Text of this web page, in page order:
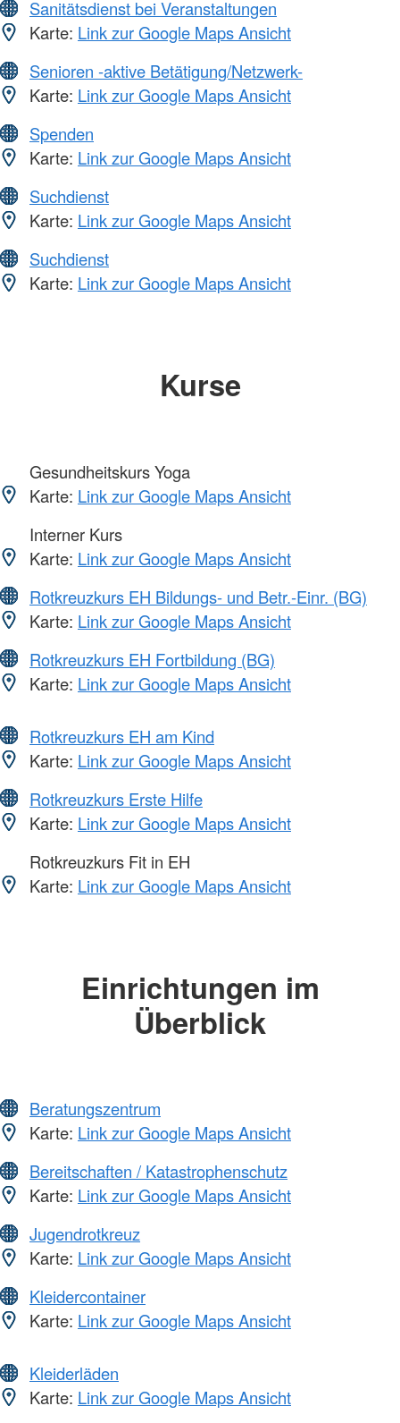
Sanitätsdienst bei Veranstaltungen
Karte: Link zur Google Maps Ansicht
Senioren -aktive Betätigung/Netzwerk-
Karte: Link zur Google Maps Ansicht
Spenden
Karte: Link zur Google Maps Ansicht
Suchdienst
Karte: Link zur Google Maps Ansicht
Suchdienst
Karte: Link zur Google Maps Ansicht
Kurse
Gesundheitskurs Yoga
Karte: Link zur Google Maps Ansicht
Interner Kurs
Karte: Link zur Google Maps Ansicht
Rotkreuzkurs EH Bildungs- und Betr.-Einr. (BG)
Karte: Link zur Google Maps Ansicht
Rotkreuzkurs EH Fortbildung (BG)
Karte: Link zur Google Maps Ansicht
Rotkreuzkurs EH am Kind
Karte: Link zur Google Maps Ansicht
Rotkreuzkurs Erste Hilfe
Karte: Link zur Google Maps Ansicht
Rotkreuzkurs Fit in EH
Karte: Link zur Google Maps Ansicht
Einrichtungen im
Überblick
Beratungszentrum
Karte: Link zur Google Maps Ansicht
Bereitschaften / Katastrophenschutz
Karte: Link zur Google Maps Ansicht
Jugendrotkreuz
Karte: Link zur Google Maps Ansicht
Kleidercontainer
Karte: Link zur Google Maps Ansicht
Kleiderläden
Karte: Link zur Google Maps Ansicht